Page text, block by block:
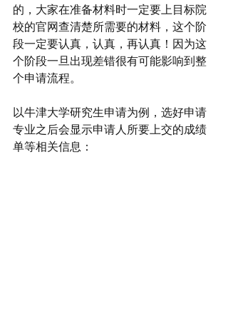
的，大家在准备材料时一定要上目标院
校的官网查清楚所需要的材料，这个阶
段一定要认真，认真，再认真！因为这
个阶段一旦出现差错很有可能影响到整
个申请流程。
以牛津大学研究生申请为例，选好申请
专业之后会显示申请人所要上交的成绩
单等相关信息：